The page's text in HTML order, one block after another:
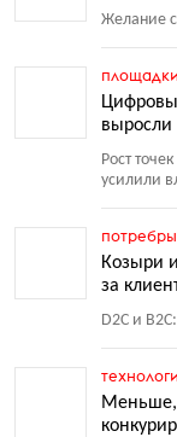
Желание
площадки
выросли
Рост
усилили
Козыри
за
D2C и
Меньше,